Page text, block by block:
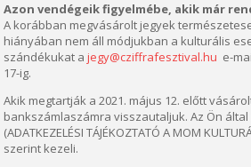
Azon vendégeik figyelmébe, akik már
A korábban megvásárolt jegyek
hiányában nem áll módjukban a kulturális
szándékukat a jegy@cziffrafesztival.hu e-
17-ig.
Akik megtartják a 2021. május 12. előtt
bankszámlaszámra visszautaljuk. Az Ön
(ADATKEZELÉSI TÁJÉKOZTATÓ A MOM
szerint kezeli.